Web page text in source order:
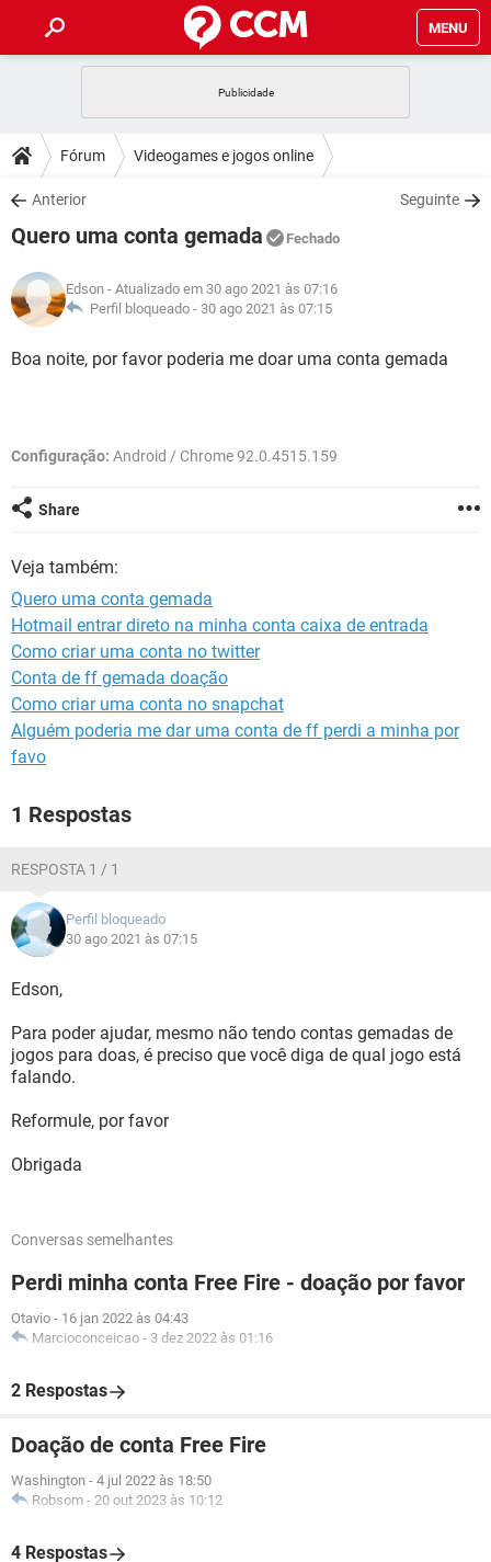
MENU
CELULAR FACEBOOK
OUTLOOK
INSTAGRAM GMAIL
GUIA DE COMPRAS
DICAS
JOGOS WHATSAPP
INSTAGRAM GMAIL
GUIA DE COMPRAS
DOWNLOADS
JOGOS WHATSAPP
CELULAR
OUTLOOK EXCEL
INSTAGRAM GMAIL
FÓRUM
JOGOS WHATSAPP
CELULAR
OUTLOOK EXCEL
GLOSSÁRIO
WHATSAPP
INSTAGRAM GMAIL
GUIA DE COMPRAS
Fórum Videogames e jogos online
Anterior Seguinte
Quero uma conta gemada Fechado
Edson - Atualizado em 30 ago 2021 às 07:16
Perfil bloqueado - 30 ago 2021 às 07:15
Boa noite, por favor poderia me doar uma conta gemada
Configuração: Android / Chrome 92.0.4515.159
Share
Veja também:
Quero uma conta gemada
Hotmail entrar direto na minha conta caixa de entrada
Como criar uma conta no twitter
Conta de ff gemada doação
Como criar uma conta no snapchat
Alguém poderia me dar uma conta de ff perdi a minha por
favo
1 Respostas
RESPOSTA 1 / 1
Perfil bloqueado
30 ago 2021 às 07:15
Edson,
Para poder ajudar, mesmo não tendo contas gemadas de
jogos para doas, é preciso que você diga de qual jogo está
falando.
Reformule, por favor
Obrigada
Conversas semelhantes
Perdi minha conta Free Fire - doação por favor
Otavio - 16 jan 2022 às 04:43
Marcioconceicao - 3 dez 2022 às 01:16
2 Respostas
Doação de conta Free Fire
Washington - 4 jul 2022 às 18:50
Robsom - 20 out 2023 às 10:12
4 Respostas